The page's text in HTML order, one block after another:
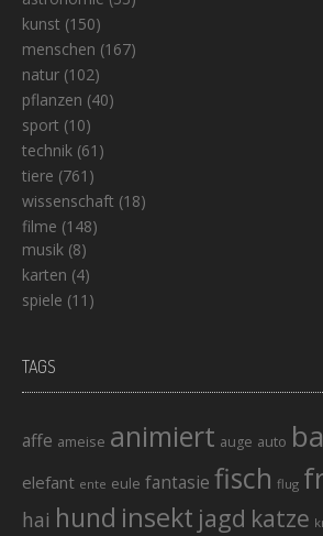
kunst (150)
menschen (167)
natur (102)
pflanzen (40)
sport (10)
technik (61)
tiere (761)
wissenschaft (18)
filme (148)
musik (8)
karten (4)
spiele (11)
TAGS
affe ameise animiert auge auto
elefant ente eule fantasie fisch flug
hai hund insekt jagd katze